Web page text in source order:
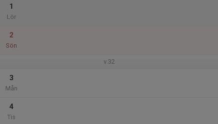
1
Lör
2
Sön
v.32
3
Mån
4
Tis